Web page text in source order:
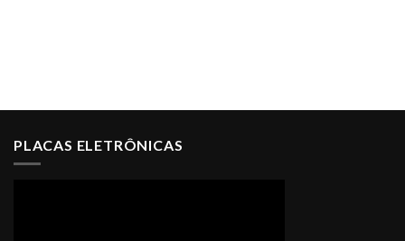
PLACAS ELETRÔNICAS